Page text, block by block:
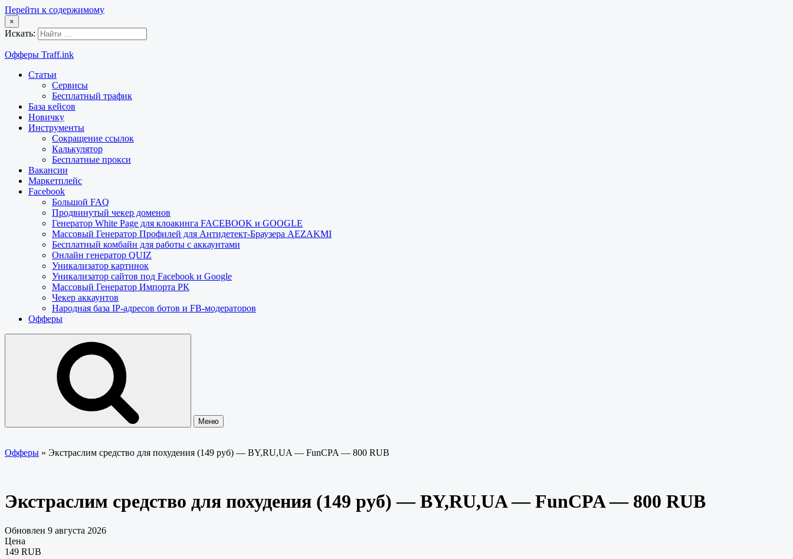
Перейти к содержимому
×
Искать:
Офферы Traff.ink
Статьи
Сервисы
Бесплатный трафик
База кейсов
Новичку
Инструменты
Сокращение ссылок
Калькулятор
Бесплатные прокси
Вакансии
Маркетплейс
Facebook
Большой FAQ
Продвинутый чекер доменов
Генератор White Page для клоакинга FACEBOOK и GOOGLE
Массовый Генератор Профилей для Антидетект-Браузера AEZAKMI
Бесплатный комбайн для работы с аккаунтами
Онлайн генератор QUIZ
Уникализатор картинок
Уникализатор сайтов под Facebook и Google
Массовый Генератор Импорта РК
Чекер аккаунтов
Народная база IP-адресов ботов и FB-модераторов
Офферы
Меню
Офферы » Экстраслим средство для похудения (149 руб) — BY,RU,UA — FunCPA — 800 RUB
Экстраслим средство для похудения (149 руб) — BY,RU,UA — FunCPA — 800 RUB
Обновлен 9 августа 2026
Цена
149 RUB